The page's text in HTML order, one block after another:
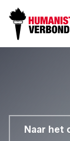
Naar het